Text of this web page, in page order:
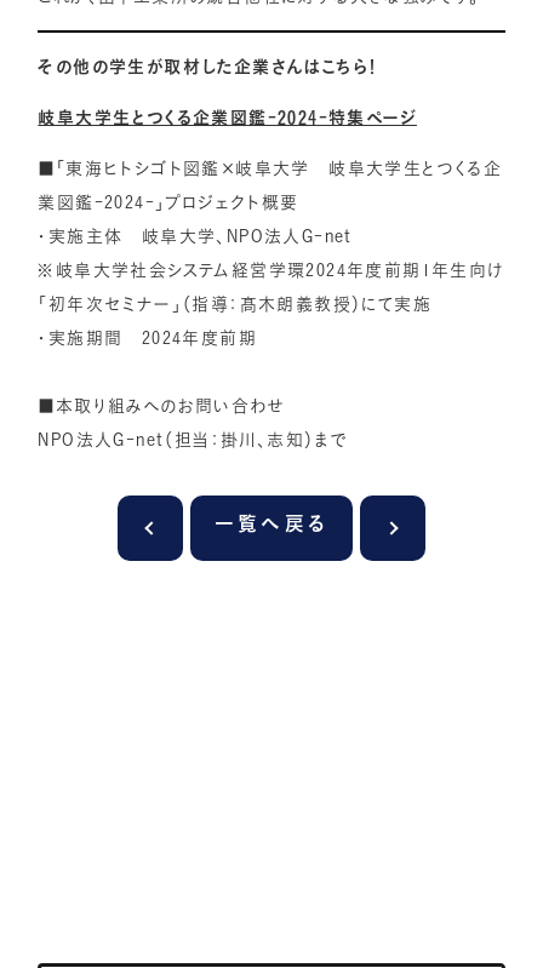
その他の学生が取材した企業さんはこちら！
岐阜大学生とつくる企業図鑑-2024-特集ページ
■「東海ヒトシゴト図鑑×岐阜大学 岐阜大学生とつくる企
業図鑑-2024-」プロジェクト概要
・実施主体 岐阜大学、NPO法人G-net
※岐阜大学社会システム経営学環2024年度前期1年生向け
「初年次セミナー」（指導：髙木朗義教授）にて実施
・実施期間 2024年度前期
■本取り組みへのお問い合わせ
NPO法人G-net（担当：掛川、志知）まで
一覧へ戻る